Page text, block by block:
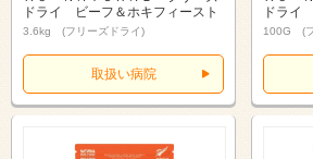
ドライ ビーフ＆ホキフィースト
3.6kg (フリーズドライ)
取扱い病院
ドライ
100G (